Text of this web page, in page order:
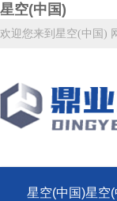
星空(中国)
欢迎您来到星空(中国)
星空(中国)星空